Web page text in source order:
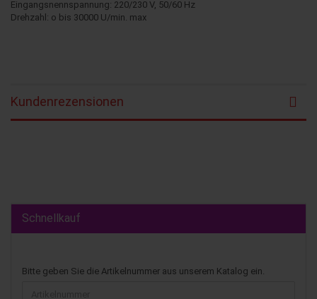
Eingangsnennspannung: 220/230 V, 50/60 Hz
Drehzahl: o bis 30000 U/min. max
Kundenrezensionen
Schnellkauf
Bitte geben Sie die Artikelnummer aus unserem Katalog ein.